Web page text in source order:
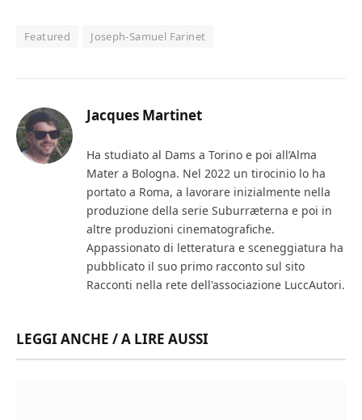
Featured Joseph-Samuel Farinet
Jacques Martinet
Ha studiato al Dams a Torino e poi all’Alma
Mater a Bologna. Nel 2022 un tirocinio lo ha
portato a Roma, a lavorare inizialmente nella
produzione della serie Suburræterna e poi in
altre produzioni cinematografiche.
Appassionato di letteratura e sceneggiatura ha
pubblicato il suo primo racconto sul sito
Racconti nella rete dell'associazione LuccAutori.
LEGGI ANCHE / A LIRE AUSSI